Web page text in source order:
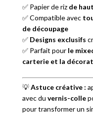
✅ Papier de riz de
✅ Compatible avec
de découpage
✅ Designs exclusifs
✅ Parfait pour le
carterie et la
💡Astuce créative :
avec du vernis-colle
pour transformer un